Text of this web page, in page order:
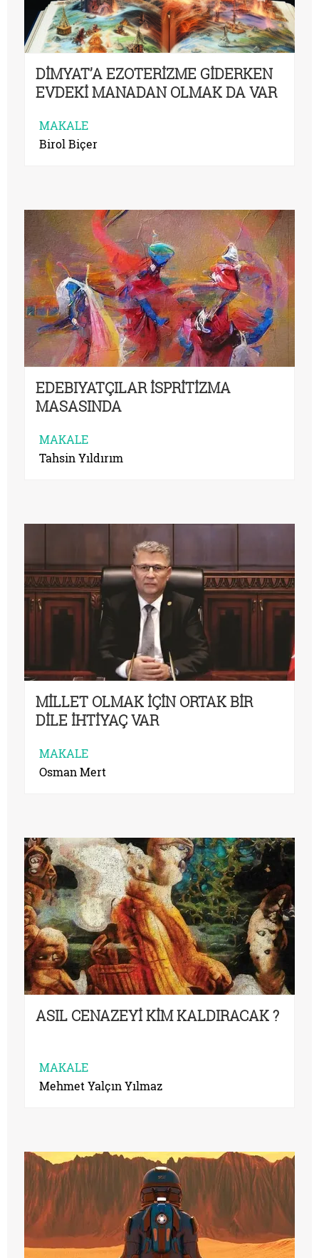
DİMYAT’A EZOTERİZME GİDERKEN
EVDEKİ MANADAN OLMAK DA VAR
MAKALE
Birol Biçer
EDEBIYATÇILAR İSPRİTİZMA
MASASINDA
MAKALE
Tahsin Yıldırım
MİLLET OLMAK İÇİN ORTAK BİR
DİLE İHTİYAÇ VAR
MAKALE
Osman Mert
ASIL CENAZEYİ KİM KALDIRACAK ?
MAKALE
Mehmet Yalçın Yılmaz